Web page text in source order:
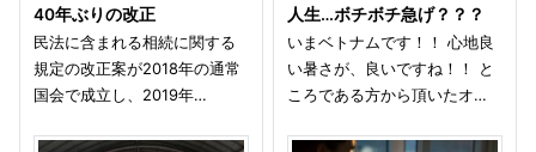
40年ぶりの改正
民法に含まれる相続に関する
規定の改正案が2018年の通常
国会で成立し、2019年…
人生…ボチボチ急げ？？？
いまベトナムです！！ 心地良
い暑さが、良いですね！！ と
ころである方から頂いたオ…